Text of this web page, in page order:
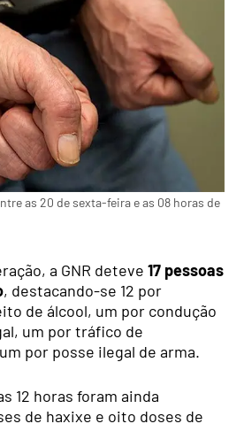
as 20 de sexta-feira e as 08 horas de
a GNR deteve17 pessoas
, destacando-se 12 por
de álcool, um por condução
um por tráfico de
por posse ilegal de arma.
12 horas foram ainda
de haxixe e oito doses de